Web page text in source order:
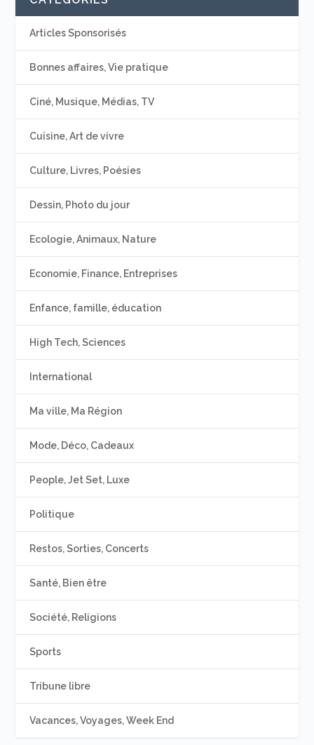
Articles Sponsorisés
Bonnes affaires, Vie pratique
Ciné, Musique, Médias, TV
Cuisine, Art de vivre
Culture, Livres, Poésies
Dessin, Photo du jour
Ecologie, Animaux, Nature
Economie, Finance, Entreprises
Enfance, famille, éducation
High Tech, Sciences
International
Ma ville, Ma Région
Mode, Déco, Cadeaux
People, Jet Set, Luxe
Politique
Restos, Sorties, Concerts
Santé, Bien être
Société, Religions
Sports
Tribune libre
Vacances, Voyages, Week End